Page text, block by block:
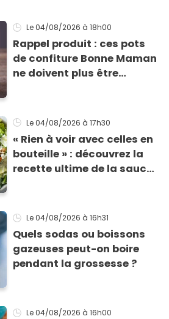
Le 04/08/2026 à 18h00
Rappel produit : ces pots
de confiture Bonne Maman
ne doivent plus être
morceaux de verre
Le 04/08/2026 à 17h30
« Rien à voir avec celles en
bouteille » : découvrez la
recette ultime de la sauce
Le 04/08/2026 à 16h31
Quels sodas ou boissons
gazeuses peut-on boire
pendant la grossesse ?
Le 04/08/2026 à 16h00